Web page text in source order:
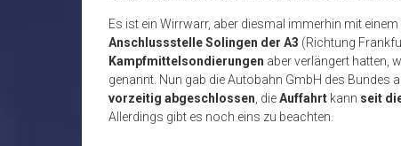
Es ist ein Wirrwarr, aber diesmal immerhin mit einem
Anschlussstelle Solingen der A3 (Richtung
Kampfmittelsondierungen aber verlängert hatten,
genannt. Nun gab die Autobahn GmbH des Bundes
vorzeitig abgeschlossen , dieAuffahrt kann seit
Allerdings gibt es noch eins zu beachten.